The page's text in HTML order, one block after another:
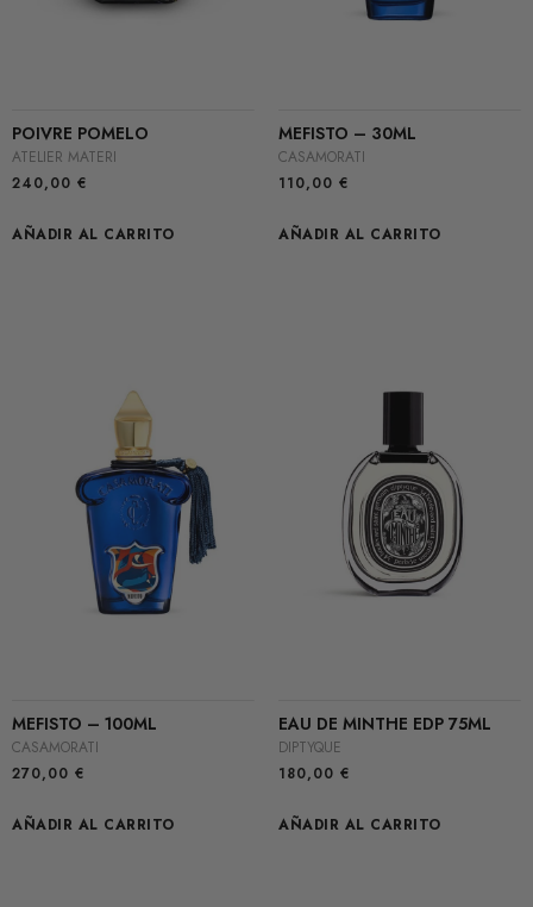
POIVRE POMELO
ATELIER MATERI
240,00 €
AÑADIR AL CARRITO
MEFISTO – 30ML
CASAMORATI
110,00 €
AÑADIR AL CARRITO
MEFISTO – 100ML
CASAMORATI
270,00 €
AÑADIR AL CARRITO
EAU DE MINTHE EDP 75ML
DIPTYQUE
180,00 €
AÑADIR AL CARRITO